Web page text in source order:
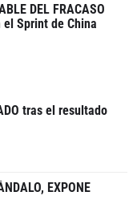
DEL FRACASO
Sprint de China
tras el resultado
EXPONE